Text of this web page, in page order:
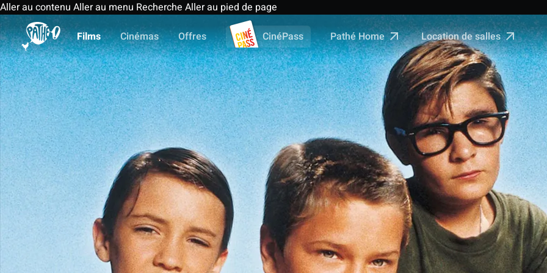
Aller au contenu Aller au menu Recherche Aller au pied de page
Films
Cinémas Offres CinéPass Pathé Home Location de salles